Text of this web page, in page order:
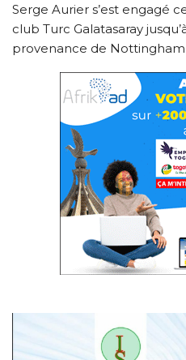
Serge Aurier s’est engagé
club Turc Galatasaray
provenance de